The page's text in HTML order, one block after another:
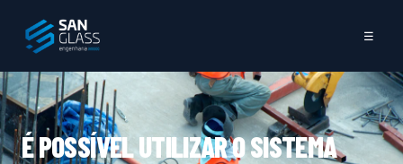
☰
É POSSÍVEL UTILIZAR O SISTEMA